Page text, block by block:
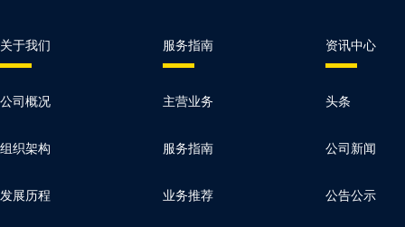
关于我们 服务指南 资讯中心
公司概况 主营业务 头条
组织架构 服务指南 公司新闻
发展历程 业务推荐 公告公示